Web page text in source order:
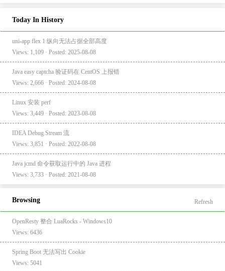
Today In History
uni-app flex 1 纵向无法占据全部高度
Views: 1,109 · Posted: 2025-08-08
Java easy captcha 验证码在 CentOS 上报错
Views: 2,666 · Posted: 2024-08-08
Linux 安装 perf
Views: 3,449 · Posted: 2023-08-08
IDEA Debug Stream 流
Views: 3,851 · Posted: 2022-08-08
Java jcmd 命令获取运行中的 Java 进程
Views: 3,733 · Posted: 2021-08-08
Browsing Refresh
OpenResty 整合 LuaRocks - Windows10
Views: 6436
Spring Boot 无法写出 Cookie
Views: 5041